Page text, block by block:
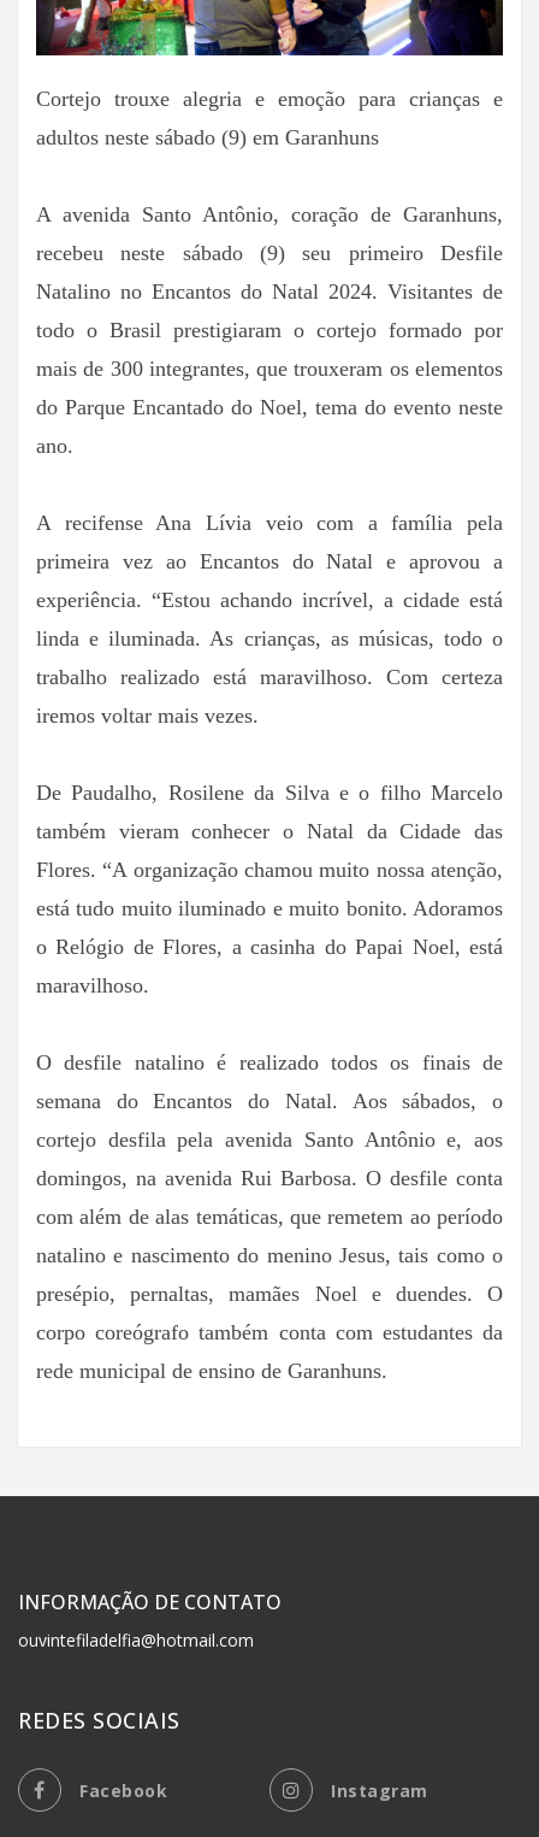
Cortejo trouxe alegria e emoção para crianças e
adultos neste sábado (9) em Garanhuns
A avenida Santo Antônio, coração de Garanhuns,
recebeu neste sábado (9) seu primeiro Desfile
Natalino no Encantos do Natal 2024. Visitantes de
todo o Brasil prestigiaram o cortejo formado por
mais de 300 integrantes, que trouxeram os elementos
do Parque Encantado do Noel, tema do evento neste
ano.
A recifense Ana Lívia veio com a família pela
primeira vez ao Encantos do Natal e aprovou a
experiência. “Estou achando incrível, a cidade está
linda e iluminada. As crianças, as músicas, todo o
trabalho realizado está maravilhoso. Com certeza
iremos voltar mais vezes.
De Paudalho, Rosilene da Silva e o filho Marcelo
também vieram conhecer o Natal da Cidade das
Flores. “A organização chamou muito nossa atenção,
está tudo muito iluminado e muito bonito. Adoramos
o Relógio de Flores, a casinha do Papai Noel, está
maravilhoso.
O desfile natalino é realizado todos os finais de
semana do Encantos do Natal. Aos sábados, o
cortejo desfila pela avenida Santo Antônio e, aos
domingos, na avenida Rui Barbosa. O desfile conta
com além de alas temáticas, que remetem ao período
natalino e nascimento do menino Jesus, tais como o
presépio, pernaltas, mamães Noel e duendes. O
corpo coreógrafo também conta com estudantes da
rede municipal de ensino de Garanhuns.
INFORMAÇÃO DE CONTATO
ouvintefiladelfia@hotmail.com
REDES SOCIAIS
Facebook Instagram